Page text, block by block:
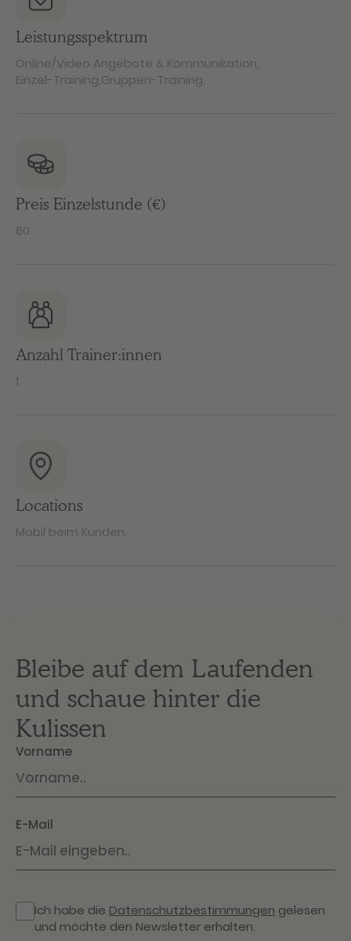
Leistungsspektrum
Online/Video Angebote & Kommunikation,
Einzel-Training,Gruppen-Training,
Preis Einzelstunde (€)
60
Anzahl Trainer:innen
1
Locations
Mobil beim Kunden,
Bleibe auf dem Laufenden
und schaue hinter die
Kulissen
Vorname
E-Mail
Ich habe die Datenschutzbestimmungen gelesen
und möchte den Newsletter erhalten.